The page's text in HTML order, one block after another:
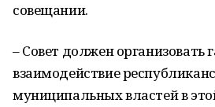
совещании.
– Совет должен организовать
взаимодействие
муниципальных властей в